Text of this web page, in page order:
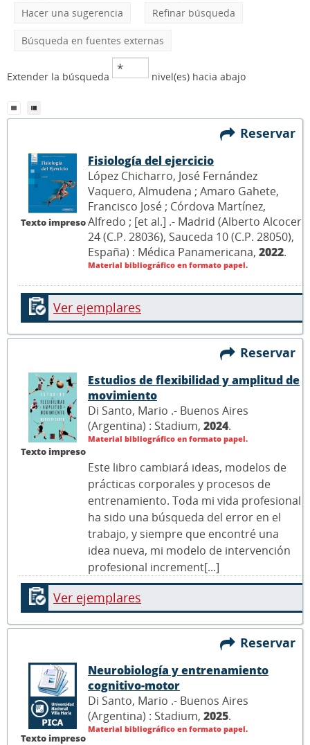
Hacer una sugerencia
Refinar búsqueda
Búsqueda en fuentes externas
Extender la búsqueda nivel(es) hacia abajo
Reservar
Texto impreso
Fisiología del ejercicio
López Chicharro, José Fernández
Vaquero, Almudena ; Amaro Gahete,
Francisco José ; Córdova Martínez,
Alfredo ; [et al.] .- Madrid (Alberto Alcocer
24 (C.P. 28036), Sauceda 10 (C.P. 28050),
España) : Médica Panamericana, 2022.
Material bibliográfico en formato papel.
Ver ejemplares
Reservar
Texto impreso
Estudios de flexibilidad y amplitud de
movimiento
Di Santo, Mario .- Buenos Aires
(Argentina) : Stadium, 2024.
Material bibliográfico en formato papel.
Este libro cambiará ideas, modelos de
prácticas corporales y procesos de
entrenamiento. Toda mi vida profesional
ha sido una búsqueda del error en el
trabajo, y siempre que encontré una
idea nueva, mi modelo de intervención
profesional increment[...]
Ver ejemplares
Reservar
Texto impreso
Neurobiología y entrenamiento
cognitivo-motor
Di Santo, Mario .- Buenos Aires
(Argentina) : Stadium, 2025.
Material bibliográfico en formato papel.